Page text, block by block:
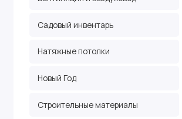
Садовый инвентарь
Натяжные потолки
Новый Год
Строительные материалы